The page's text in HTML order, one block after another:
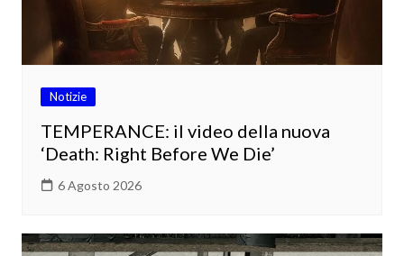
Notizie
TEMPERANCE: il video della nuova
‘Death: Right Before We Die’
6 Agosto 2026